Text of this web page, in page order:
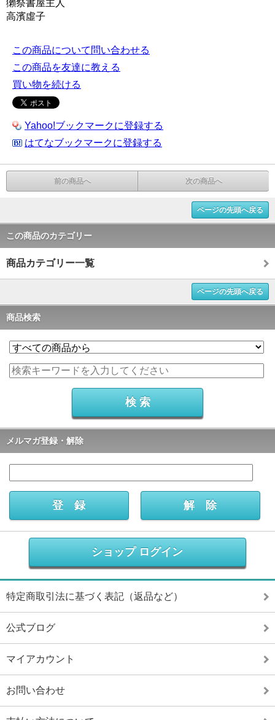
獺祭書屋主人
高濱虛子
この商品について問い合わせる
この商品を友達に教える
買い物を続ける
Yahoo!ブックマークに登録する
はてなブックマークに登録する
前の商品へ 次の商品へ
ページの先頭へ戻る
この商品のカテゴリー
商品カテゴリー一覧
ページの先頭へ戻る
商品検索
メルマガ登録・解除
ショップ ログイン
特定商取引法に基づく表記（返品など）
公式ブログ
マイアカウント
お問い合わせ